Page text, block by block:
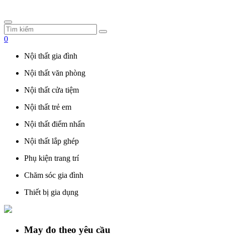
0
Nội thất gia đình
Nội thất văn phòng
Nội thất cửa tiệm
Nội thất trẻ em
Nội thất điểm nhấn
Nội thất lắp ghép
Phụ kiện trang trí
Chăm sóc gia đình
Thiết bị gia dụng
May đo theo yêu cầu